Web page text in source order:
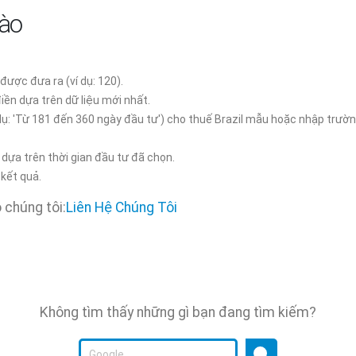
đưa ra (ví dụ: 120).
dựa trên dữ liệu mới nhất.
'Từ 181 đến 360 ngày đầu tư') cho thuế Brazil mẫu hoặc nhập
trên thời gian đầu tư đã chọn.
quả.
chúng tôi:Liên Hệ Chúng Tôi
Không tìm thấy những gì bạn đang tìm kiếm?